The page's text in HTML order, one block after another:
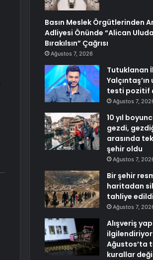
Basın Meslek Örgütlerinden
Adliyesi Önünde “Alican
Bırakılsın” Çağrısı
Ağustos 7, 2026
Tutuklanan
testi pozitif
Ağustos 7,
10 yıl
gezdi,
arasında
şehir oldu
Ağustos 7,
Bir şehir
haritadan
tahliye edildi
Ağustos 7,
Alışveriş
Ağustos’ta
kurallar